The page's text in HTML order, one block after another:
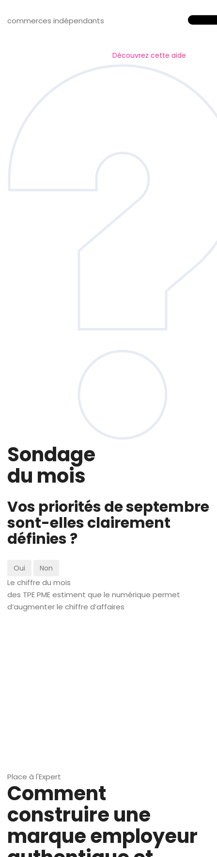
commerces indépendants
Découvrez cette aide
Sondage
du mois
Vos priorités de septembre
sont-elles clairement
définies ?
Oui Non
Le chiffre du mois
des TPE PME estiment que le numérique permet
d’augmenter le chiffre d’affaires
Place à l'Expert
Comment
construire une
marque employeur